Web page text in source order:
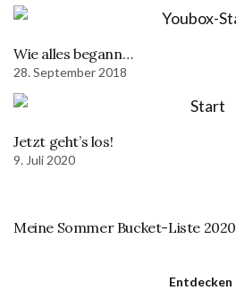
Wie alles begann…
28. September 2018
Jetzt geht’s los!
9. Juli 2020
Meine Sommer Bucket-Liste 2020
Entdecken